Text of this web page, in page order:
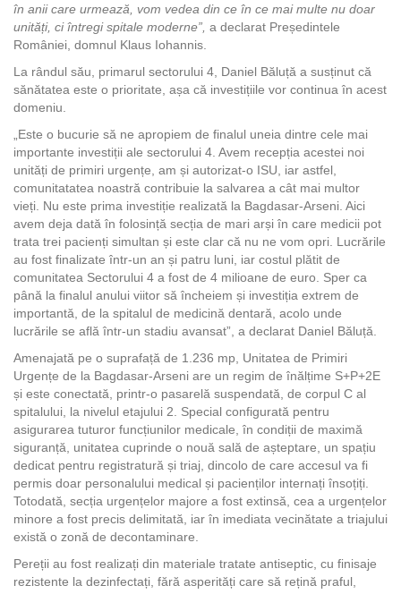
în anii care urmează, vom vedea din ce în ce mai multe nu doar
unități, ci întregi spitale moderne”, a declarat Președintele
României, domnul Klaus Iohannis.
La rândul său, primarul sectorului 4, Daniel Băluță a susținut că
sănătatea este o prioritate, așa că investițiile vor continua în acest
domeniu.
„Este o bucurie să ne apropiem de finalul uneia dintre cele mai
importante investiții ale sectorului 4. Avem recepția acestei noi
unități de primiri urgențe, am și autorizat-o ISU, iar astfel,
comunitatatea noastră contribuie la salvarea a cât mai multor
vieți. Nu este prima investiție realizată la Bagdasar-Arseni. Aici
avem deja dată în folosință secția de mari arși în care medicii pot
trata trei pacienți simultan și este clar că nu ne vom opri. Lucrările
au fost finalizate într-un an și patru luni, iar costul plătit de
comunitatea Sectorului 4 a fost de 4 milioane de euro. Sper ca
până la finalul anului viitor să încheiem și investiția extrem de
importantă, de la spitalul de medicină dentară, acolo unde
lucrările se află într-un stadiu avansat”, a declarat Daniel Băluță.
Amenajată pe o suprafață de 1.236 mp, Unitatea de Primiri
Urgențe de la Bagdasar-Arseni are un regim de înălțime S+P+2E
și este conectată, printr-o pasarelă suspendată, de corpul C al
spitalului, la nivelul etajului 2. Special configurată pentru
asigurarea tuturor funcțiunilor medicale, în condiții de maximă
siguranță, unitatea cuprinde o nouă sală de așteptare, un spațiu
dedicat pentru registratură și triaj, dincolo de care accesul va fi
permis doar personalului medical și pacienților internați însoțiți.
Totodată, secția urgențelor majore a fost extinsă, cea a urgențelor
minore a fost precis delimitată, iar în imediata vecinătate a triajului
există o zonă de decontaminare.
Pereții au fost realizați din materiale tratate antiseptic, cu finisaje
rezistente la dezinfectați, fără asperități care să rețină praful,